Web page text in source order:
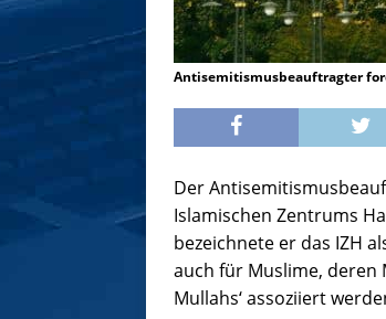
Antisemitismusbeauftragter
Der
Islamischen Zentrums
bezeichnete er das IZH
auch für Muslime, deren
Mullahs‘ assoziiert